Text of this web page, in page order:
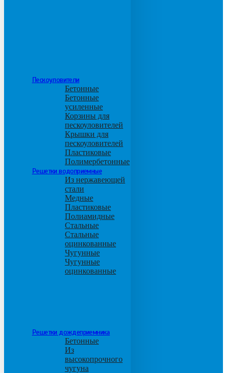
Пескоуловители
Бетонные
Бетонные
усиленные
Корзины для
пескоуловителей
Крышки для
пескоуловителей
Пластиковые
Полимербетонные
Решетки водоприемные
Из нержавеющей
стали
Медные
Пластиковые
Полиамидные
Стальные
Стальные
оцинкованные
Чугунные
Чугунные
оцинкованные
Решетки дождеприемника
Бетонные
Из
высокопрочного
чугуна